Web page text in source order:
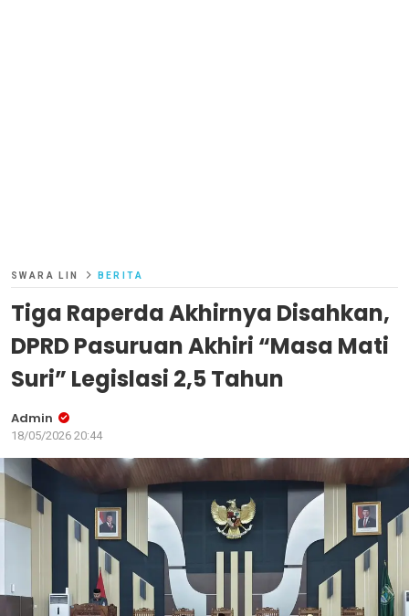
SWARA LIN BERITA
Tiga Raperda Akhirnya Disahkan,
DPRD Pasuruan Akhiri “Masa Mati
Suri” Legislasi 2,5 Tahun
Admin
18/05/2026 20:44